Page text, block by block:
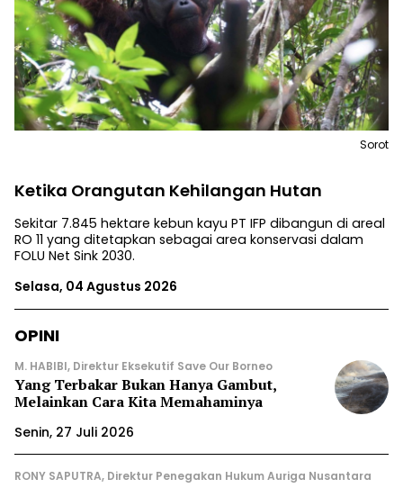
Ketika Orangutan Kehilangan Hutan
Sekitar 7.845 hektare kebun kayu PT IFP dibangun di areal
RO 11 yang ditetapkan sebagai area konservasi dalam
FOLU Net Sink 2030.
Selasa, 04 Agustus 2026
Sorot
OPINI
M. HABIBI, Direktur Eksekutif Save Our Borneo
Yang Terbakar Bukan Hanya Gambut,
Melainkan Cara Kita Memahaminya
Senin, 27 Juli 2026
RONY SAPUTRA, Direktur Penegakan Hukum Auriga Nusantara